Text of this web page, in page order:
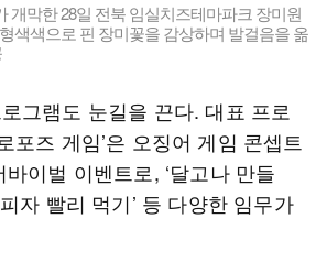
개막한 28일 전북 임실치즈테마파크 장미원
색색으로 핀 장미꽃을 감상하며 발걸음을 옮
그램도 눈길을 끈다. 대표 프로
포즈 게임’은 오징어 게임 콘셉트
이벌 이벤트로, ‘달고나 만들
자 빨리 먹기’ 등 다양한 임무가